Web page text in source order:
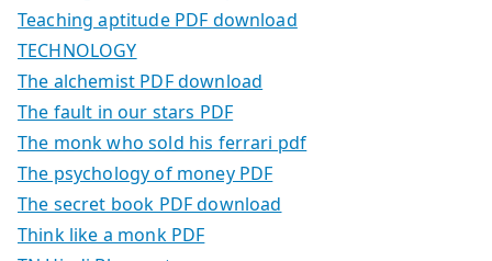
Teaching aptitude PDF download
TECHNOLOGY
The alchemist PDF download
The fault in our stars PDF
The monk who sold his ferrari pdf
The psychology of money PDF
The secret book PDF download
Think like a monk PDF